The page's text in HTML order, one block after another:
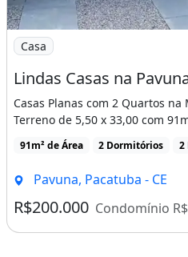
Imagem: Lindas Casas na
Casa
Casas Planas com 2 Quartos
Terreno de 5,50 x 33,00 com
91m² de Área 2 Dormitórios 2
Pavuna, Pacatuba - CE
R$200.000 Condomínio